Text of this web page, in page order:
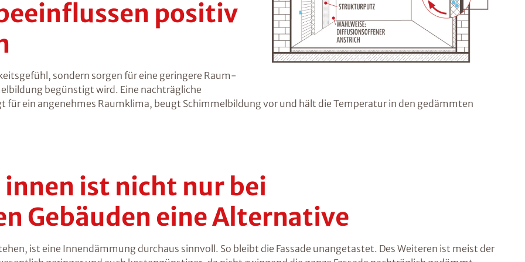
positiv
sondern sorgen für eine geringere Raum-
begünstigt wird. Eine nachträgliche
ein angenehmes Raumklima, beugt Schimmelbildung vor und hält die Temperatur in den gedämmten
ist nicht nur bei
Gebäuden eine Alternative
ist eine Innendämmung durchaus sinnvoll. So bleibt die Fassade unangetastet. Des Weiteren ist meist der